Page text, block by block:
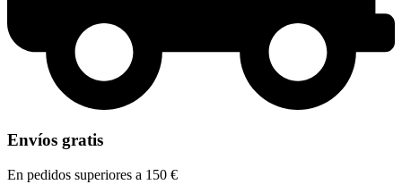
Envíos gratis
En pedidos superiores a 150 €